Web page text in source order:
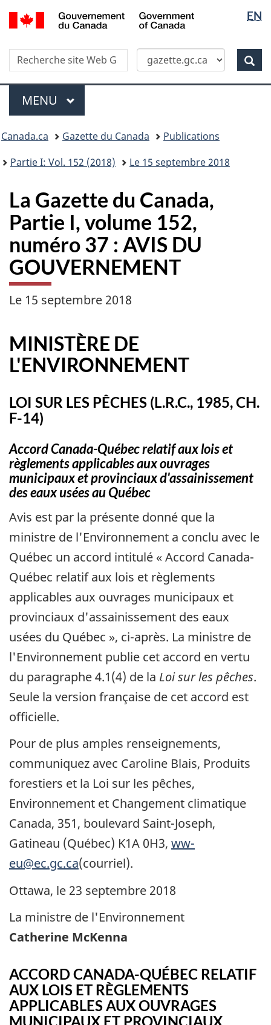
Skip
to
content
Passer
à
version
HTML
simplifiée
la
langue
EN
Canada
Recherche
Recherche
dans
site
Web
Menu
MENU PRINCIPAL
�tes
ici
Canada.ca Gazette du Canada
Publications
Partie I: Vol. 152 (2018)
Le 15 septembre 2018
La Gazette du Canada,
Partie I, volume 152,
numéro 37 : AVIS DU
GOUVERNEMENT
Le 15 septembre 2018
MINISTÈRE DE
L'ENVIRONNEMENT
LOI SUR LES PÊCHES (L.R.C., 1985, CH.
F-14)
Accord Canada-Québec relatif aux lois et
règlements applicables aux ouvrages
municipaux et provinciaux d'assainissement
des eaux usées au Québec
Avis est par la présente donné que la
ministre de l'Environnement a conclu avec le
Québec un accord intitulé « Accord Canada-
Québec relatif aux lois et règlements
applicables aux ouvrages municipaux et
provinciaux d'assainissement des eaux
usées du Québec », ci-après. La ministre de
l'Environnement publie cet accord en vertu
du paragraphe 4.1(4) de la Loi sur les pêches.
Seule la version française de cet accord est
officielle.
Pour de plus amples renseignements,
communiquez avec Caroline Blais, Produits
forestiers et la Loi sur les pêches,
Environnement et Changement climatique
Canada, 351, boulevard Saint-Joseph,
Gatineau (Québec) K1A 0H3, ww-
eu@ec.gc.ca(courriel).
Ottawa, le 23 septembre 2018
La ministre de l'Environnement
Catherine McKenna
ACCORD CANADA-QUÉBEC RELATIF
AUX LOIS ET RÈGLEMENTS
APPLICABLES AUX OUVRAGES
MUNICIPAUX ET PROVINCIAUX